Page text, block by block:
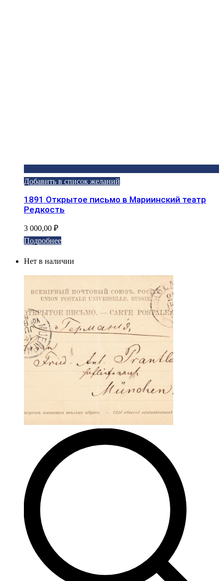
Добавить в список желаний
1891 Открытое письмо в Мариинский театр
Редкость
3 000,00 ₽
Подробнее
Нет в наличии